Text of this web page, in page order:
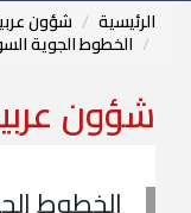
الرئيسية شؤون
الخطوط الجوية
شؤون